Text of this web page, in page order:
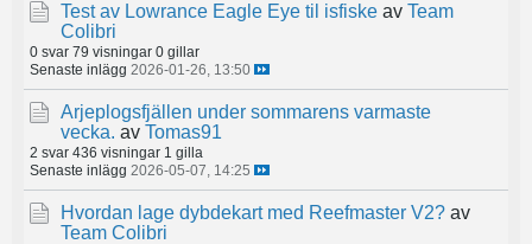
Test av Lowrance Eagle Eye til isfiske av Team
Colibri
0 svar 79 visningar 0 gillar
Senaste inlägg 2026-01-26, 13:50
Arjeplogsfjällen under sommarens varmaste
vecka. av Tomas91
2 svar 436 visningar 1 gilla
Senaste inlägg 2026-05-07, 14:25
Hvordan lage dybdekart med Reefmaster V2? av
Team Colibri